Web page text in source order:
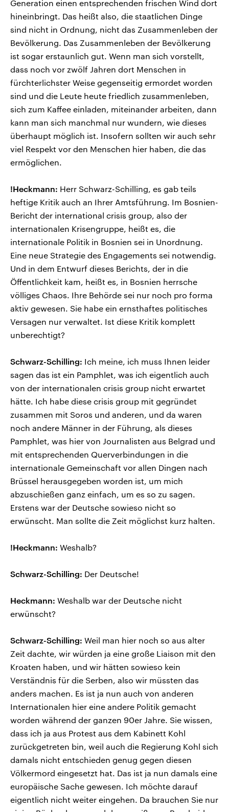
Generation einen entsprechenden frischen Wind dort
hineinbringt. Das heißt also, die staatlichen Dinge
sind nicht in Ordnung, nicht das Zusammenleben der
Bevölkerung. Das Zusammenleben der Bevölkerung
ist sogar erstaunlich gut. Wenn man sich vorstellt,
dass noch vor zwölf Jahren dort Menschen in
fürchterlichster Weise gegenseitig ermordet worden
sind und die Leute heute friedlich zusammenleben,
sich zum Kaffee einladen, miteinander arbeiten, dann
kann man sich manchmal nur wundern, wie dieses
überhaupt möglich ist. Insofern sollten wir auch sehr
viel Respekt vor den Menschen hier haben, die das
ermöglichen.
!Heckmann: Herr Schwarz-Schilling, es gab teils
heftige Kritik auch an Ihrer Amtsführung. Im Bosnien-
Bericht der international crisis group, also der
internationalen Krisengruppe, heißt es, die
internationale Politik in Bosnien sei in Unordnung.
Eine neue Strategie des Engagements sei notwendig.
Und in dem Entwurf dieses Berichts, der in die
Öffentlichkeit kam, heißt es, in Bosnien herrsche
völliges Chaos. Ihre Behörde sei nur noch pro forma
aktiv gewesen. Sie habe ein ernsthaftes politisches
Versagen nur verwaltet. Ist diese Kritik komplett
unberechtigt?
Schwarz-Schilling: Ich meine, ich muss Ihnen leider
sagen das ist ein Pamphlet, was ich eigentlich auch
von der internationalen crisis group nicht erwartet
hätte. Ich habe diese crisis group mit gegründet
zusammen mit Soros und anderen, und da waren
noch andere Männer in der Führung, als dieses
Pamphlet, was hier von Journalisten aus Belgrad und
mit entsprechenden Querverbindungen in die
internationale Gemeinschaft vor allen Dingen nach
Brüssel herausgegeben worden ist, um mich
abzuschießen ganz einfach, um es so zu sagen.
Erstens war der Deutsche sowieso nicht so
erwünscht. Man sollte die Zeit möglichst kurz halten.
!Heckmann: Weshalb?
Schwarz-Schilling: Der Deutsche!
Heckmann: Weshalb war der Deutsche nicht
erwünscht?
Schwarz-Schilling: Weil man hier noch so aus alter
Zeit dachte, wir würden ja eine große Liaison mit den
Kroaten haben, und wir hätten sowieso kein
Verständnis für die Serben, also wir müssten das
anders machen. Es ist ja nun auch von anderen
Internationalen hier eine andere Politik gemacht
worden während der ganzen 90er Jahre. Sie wissen,
dass ich ja aus Protest aus dem Kabinett Kohl
zurückgetreten bin, weil auch die Regierung Kohl sich
damals nicht entschieden genug gegen diesen
Völkermord eingesetzt hat. Das ist ja nun damals eine
europäische Sache gewesen. Ich möchte darauf
eigentlich nicht weiter eingehen. Da brauchen Sie nur